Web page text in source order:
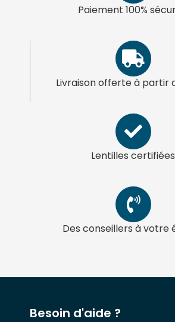
Paiement 100%
Livraison offerte à partir
Lentilles certifiées
Des conseillers à votre
Besoin d'aide ?